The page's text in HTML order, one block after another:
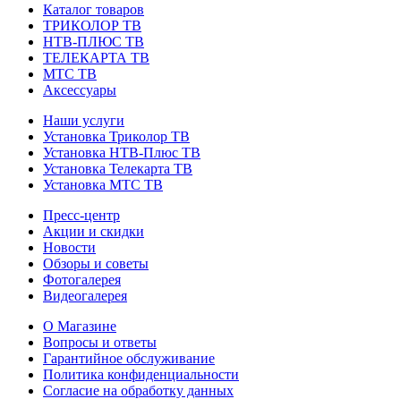
Каталог товаров
ТРИКОЛОР ТВ
НТВ-ПЛЮС ТВ
ТЕЛЕКАРТА ТВ
МТС ТВ
Аксессуары
Наши услуги
Установка Триколор ТВ
Установка НТВ-Плюс ТВ
Установка Телекарта ТВ
Установка МТС ТВ
Пресс-центр
Акции и скидки
Новости
Обзоры и советы
Фотогалерея
Видеогалерея
О Магазине
Вопросы и ответы
Гарантийное обслуживание
Политика конфиденциальности
Согласие на обработку данных